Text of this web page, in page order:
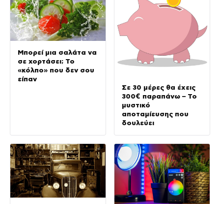
Μπορεί μια σαλάτα να
σε χορτάσει; Το
«κόλπο» που δεν σου
είπαν
Σε 30 μέρες θα έχεις
300€ παραπάνω – Το
μυστικό
αποταμίευσης που
δουλεύει